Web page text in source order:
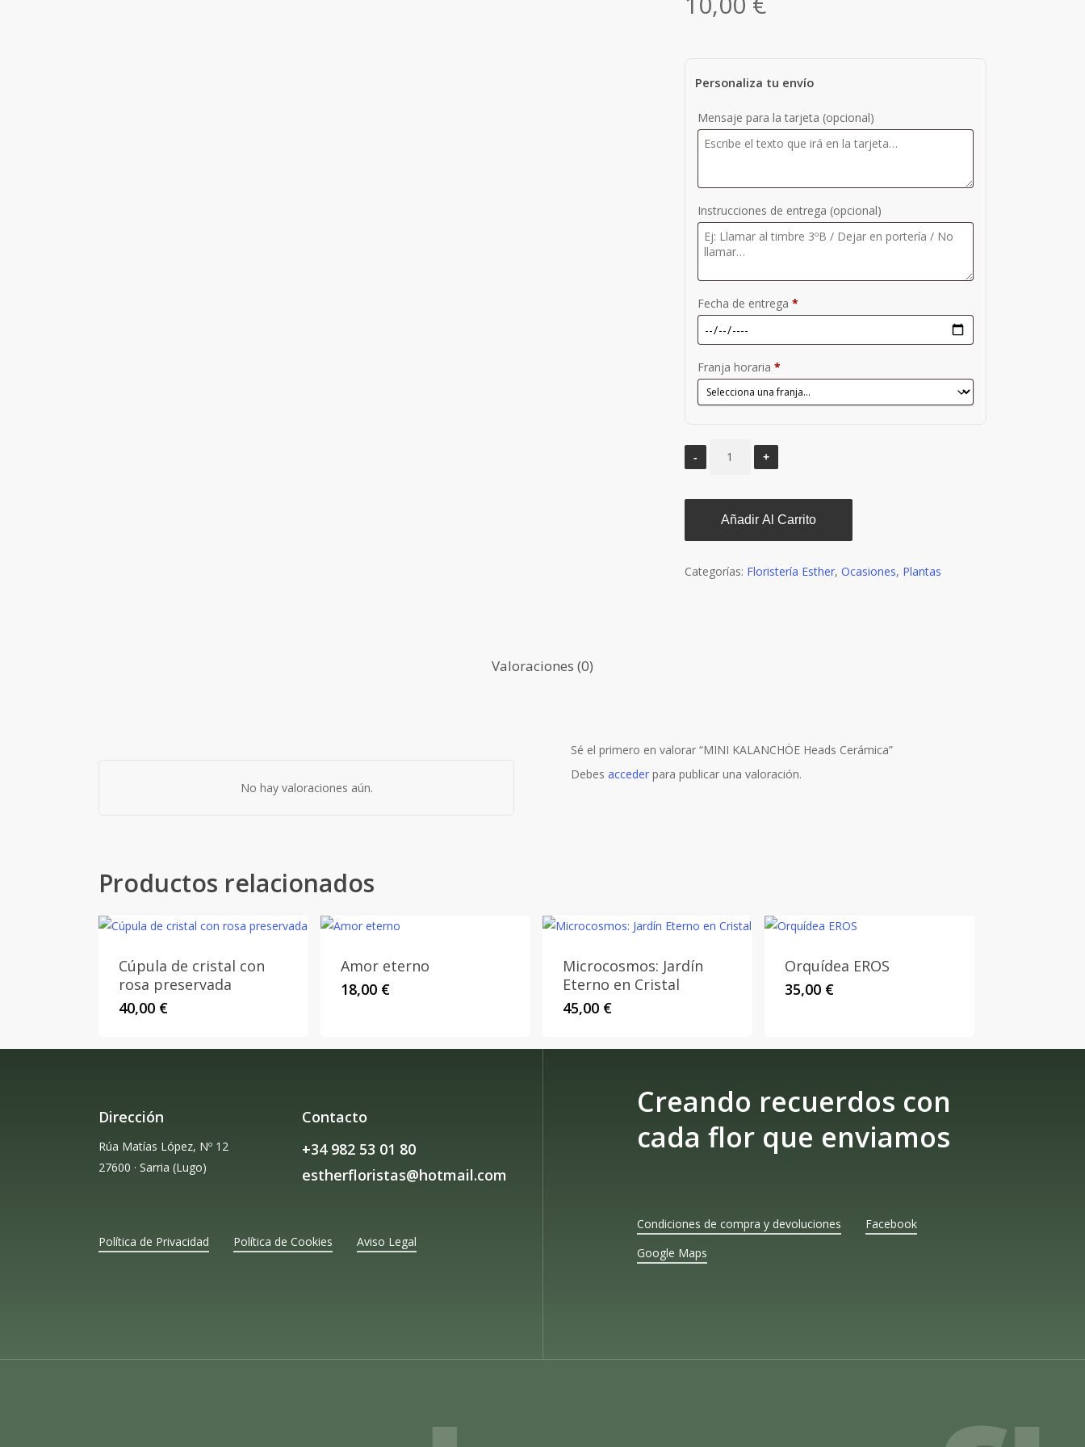
Personaliza tu envío
Mensaje para la tarjeta (opcional)
Instrucciones de entrega (opcional)
Fecha de entrega *
Franja horaria *
Añadir Al Carrito
Categorías: Floristería Esther, Ocasiones, Plantas
Valoraciones (0)
No hay valoraciones aún.
Sé el primero en valorar “MINI KALANCHÖE Heads Cerámica”
Debes acceder para publicar una valoración.
Productos relacionados
Cúpula de cristal con
rosa preservada
40,00 €
Amor eterno
18,00 €
Microcosmos: Jardín
Eterno en Cristal
45,00 €
Orquídea EROS
35,00 €
Dirección
Rúa Matías López, Nº 12
27600 · Sarria (Lugo)
Contacto
+34 982 53 01 80
estherfloristas@hotmail.com
Política de Privacidad Política de Cookies Aviso Legal
Creando recuerdos con
cada flor que enviamos
Condiciones de compra y devoluciones
Facebook
Google Maps